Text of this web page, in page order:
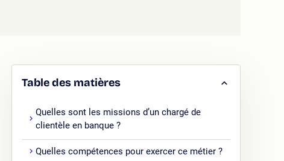
Table des matières
Quelles sont les missions d’un chargé de
clientèle en banque ?
Quelles compétences pour exercer ce métier ?